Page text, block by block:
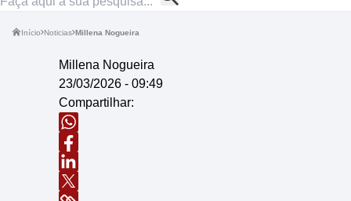
Início Noticias Millena Nogueira
Millena Nogueira
23/03/2026 - 09:49
Compartilhar: